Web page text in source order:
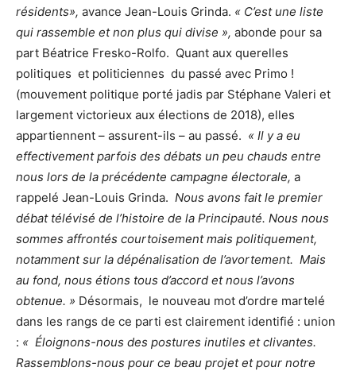
résidents», avance Jean-Louis Grinda. « C’est une liste
qui rassemble et non plus qui divise », abonde pour sa
part Béatrice Fresko-Rolfo. Quant aux querelles
politiques et politiciennes du passé avec Primo !
(mouvement politique porté jadis par Stéphane Valeri et
largement victorieux aux élections de 2018), elles
appartiennent – assurent-ils – au passé. « Il y a eu
effectivement parfois des débats un peu chauds entre
nous lors de la précédente campagne électorale, a
rappelé Jean-Louis Grinda. Nous avons fait le premier
débat télévisé de l’histoire de la Principauté. Nous nous
sommes affrontés courtoisement mais politiquement,
notamment sur la dépénalisation de l’avortement. Mais
au fond, nous étions tous d’accord et nous l’avons
obtenue. » Désormais, le nouveau mot d’ordre martelé
dans les rangs de ce parti est clairement identifié : union
: « Éloignons-nous des postures inutiles et clivantes.
Rassemblons-nous pour ce beau projet et pour notre